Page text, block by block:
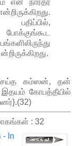
பதிப்பில்,
செய்த கம்ஸன், தன்
கோபத்தீயில்
: 32
In